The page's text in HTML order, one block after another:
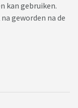
kan gebruiken.
geworden na de
weer was
op letten. Daarna
met zijn
we hebben ieders